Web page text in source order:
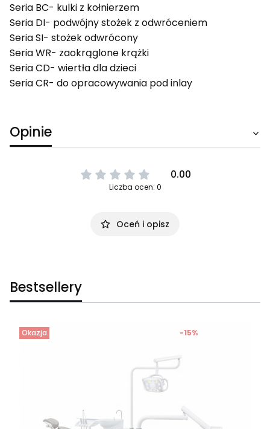
Seria BC- kulki z kołnierzem
Seria DI- podwójny stożek z odwróceniem
Seria SI- stożek odwrócony
Seria WR- zaokrąglone krążki
Seria CD- wiertła dla dzieci
Seria CR- do opracowywania pod inlay
Opinie
0.00
Liczba ocen: 0
Oceń i opisz
Bestsellery
Okazja -15%